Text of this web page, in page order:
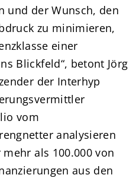
und der Wunsch, den
zu minimieren,
einer
Blickfeld“, betont Jörg
der Interhyp
vom
analysieren
als 100.000 von
aus den